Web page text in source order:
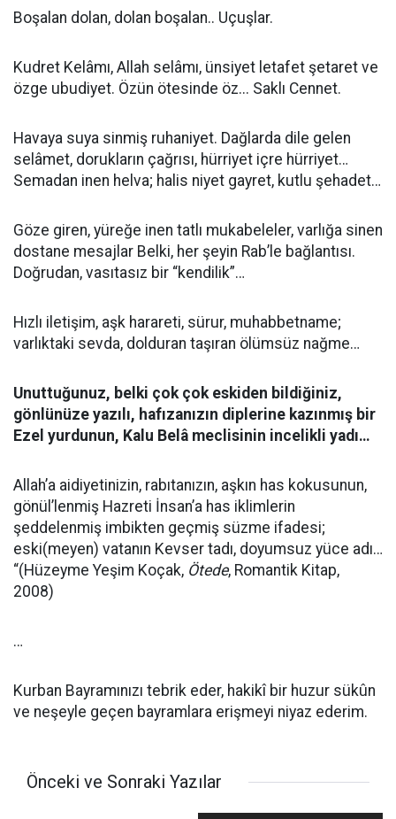
Boşalan dolan, dolan boşalan.. Uçuşlar.
Kudret Kelâmı, Allah selâmı, ünsiyet letafet şetaret ve
özge ubudiyet. Özün ötesinde öz... Saklı Cennet.
Havaya suya sinmiş ruhaniyet. Dağlarda dile gelen
selâmet, dorukların çağrısı, hürriyet içre hürriyet…
Semadan inen helva; halis niyet gayret, kutlu şehadet…
Göze giren, yüreğe inen tatlı mukabeleler, varlığa sinen
dostane mesajlar Belki, her şeyin Rab’le bağlantısı.
Doğrudan, vasıtasız bir “kendilik”…
Hızlı iletişim, aşk harareti, sürur, muhabbetname;
varlıktaki sevda, dolduran taşıran ölümsüz nağme…
Unuttuğunuz, belki çok çok eskiden bildiğiniz,
gönlünüze yazılı, hafızanızın diplerine kazınmış bir
Ezel yurdunun, Kalu Belâ meclisinin incelikli yadı…
Allah’a aidiyetinizin, rabıtanızın, aşkın has kokusunun,
gönül’lenmiş Hazreti İnsan’a has iklimlerin
şeddelenmiş imbikten geçmiş süzme ifadesi;
eski(meyen) vatanın Kevser tadı, doyumsuz yüce adı…
“(Hüzeyme Yeşim Koçak, Ötede, Romantik Kitap,
2008)
…
Kurban Bayramınızı tebrik eder, hakikî bir huzur sükûn
ve neşeyle geçen bayramlara erişmeyi niyaz ederim.
Önceki ve Sonraki Yazılar